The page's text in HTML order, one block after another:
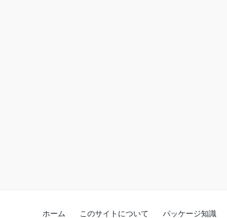
ホーム このサイトについて パッケージ知識